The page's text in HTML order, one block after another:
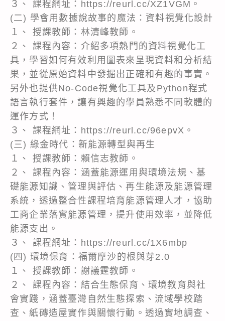
３、 課程網址：https://reurl.cc/XZ1VGM。
(二) 學會用數據說故事的魔法：資料視覺化設計
１、 授課教師：林清峰教師。
２、 課程內容：介紹多項熱門的資料視覺化工
具，學習如何有效利用圖表來呈現資料和分析結
果，並從原始資料中發掘出正確和有趣的事實。
另外也提供No-Code視覺化工具及Python程式
語言執行套件，讓有興趣的學員熟悉不同軟體的
運作方式！
３、 課程網址：https://reurl.cc/96epvX。
(三) 綠金時代：新能源轉型與再生
１、 授課教師：賴信志教師。
２、 課程內容：涵蓋能源運用與環境法規、基
礎能源知識、管理與評估、再生能源及能源管理
系統，透過整合性課程培育能源管理人才，協助
工商企業落實能源管理，提升使用效率，並降低
能源支出。
３、 課程網址：https://reurl.cc/1X6mbp
(四) 環境保育：福爾摩沙的根與芽2.0
１、 授課教師：謝議霆教師。
２、 課程內容：結合生態保育、環境教育與社
會實踐，涵蓋臺灣自然生態探索、流域學校踏
查、紙磚造屋實作與關懷行動。透過實地調查、